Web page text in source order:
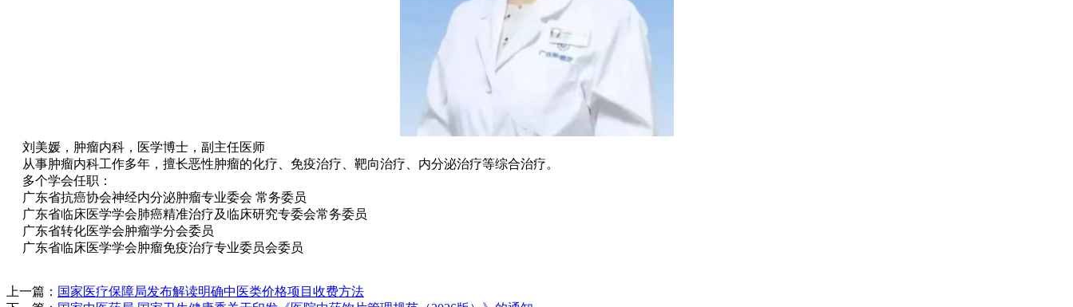
刘美媛，肿瘤内科，医学博士，副主任医师
从事肿瘤内科工作多年，擅长恶性肿瘤的化疗、免疫治疗、靶向治疗、内分泌治疗等综合治疗。
多个学会任职：
广东省抗癌协会神经内分泌肿瘤专业委会 常务委员
广东省临床医学学会肺癌精准治疗及临床研究专委会常务委员
广东省转化医学会肿瘤学分会委员
广东省临床医学学会肿瘤免疫治疗专业委员会委员
上一篇： 国家医疗保障局发布解读明确中医类价格项目收费方法